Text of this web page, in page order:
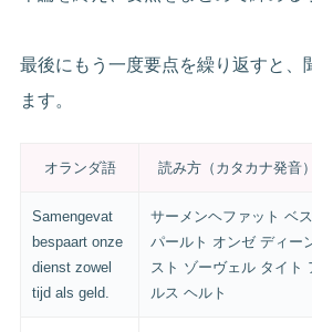
最後にもう一度要点を繰り返すと、
ます。
オランダ語 読み方（カタカナ発音）
Samengevat
bespaart onze
dienst zowel
tijd als geld.
サーメンヘファット ベス
パールト オンゼ ディー
スト ゾーヴェル タイト
ルス ヘルト